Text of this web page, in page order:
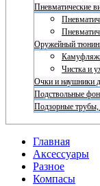
Пневматические
Оружейный
Чистка и
Очки и наушники
Подствольные
Подзорные трубы,
Главная
Аксессуары
Разное
Компасы